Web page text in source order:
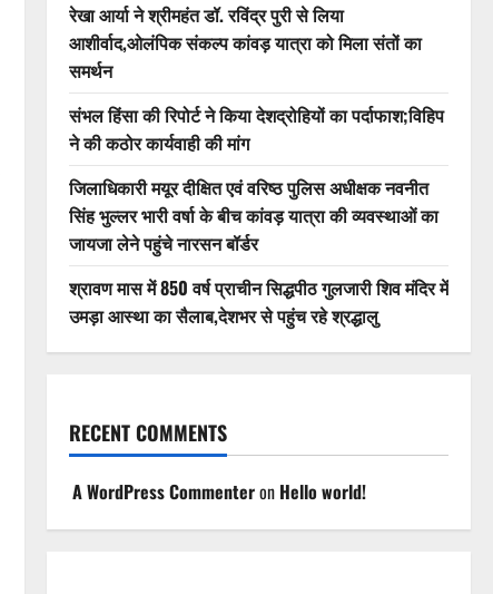
रेखा आर्या ने श्रीमहंत डॉ. रविंद्र पुरी से लिया
आशीर्वाद,ओलंपिक संकल्प कांवड़ यात्रा को मिला संतों का
समर्थन
संभल हिंसा की रिपोर्ट ने किया देशद्रोहियों का पर्दाफाश;विहिप
ने की कठोर कार्यवाही की मांग
जिलाधिकारी मयूर दीक्षित एवं वरिष्ठ पुलिस अधीक्षक नवनीत
सिंह भुल्लर भारी वर्षा के बीच कांवड़ यात्रा की व्यवस्थाओं का
जायजा लेने पहुंचे नारसन बॉर्डर
श्रावण मास में 850 वर्ष प्राचीन सिद्धपीठ गुलजारी शिव मंदिर में
उमड़ा आस्था का सैलाब,देशभर से पहुंच रहे श्रद्धालु
RECENT COMMENTS
A WordPress Commenteron Hello world!